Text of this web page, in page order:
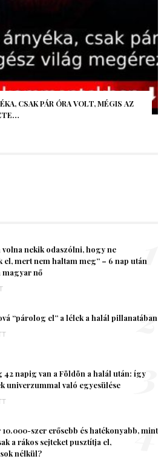
CSAK PÁR ÓRA VOLT, MÉGIS AZ
volna nekik odaszólni, hogy ne
el, mert nem haltam meg” – 6 nap után
magyar nő
1
“párolog el” a lélek a halál pillanatában
2
42 napig van a Földön a halál után: így
univerzummal való egyesülése
3
szer erősebb és hatékonyabb, mint
a rákos sejteket pusztítja el,
nélkül?
4